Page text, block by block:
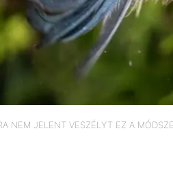
NEM JELENT VESZÉLYT EZ A